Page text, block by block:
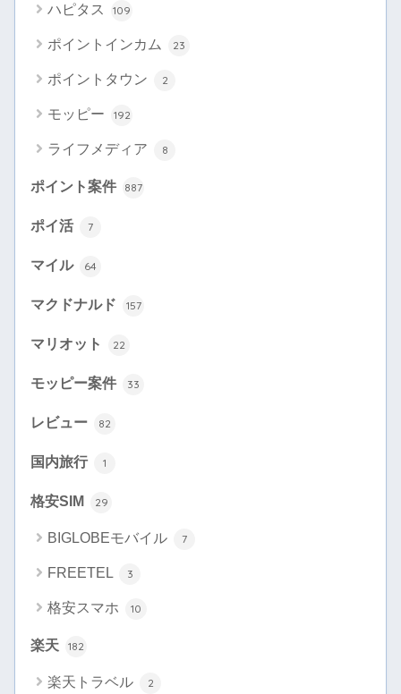
ハピタス 109
ポイントインカム 23
ポイントタウン 2
モッピー 192
ライフメディア 8
ポイント案件 887
ポイ活 7
マイル 64
マクドナルド 157
マリオット 22
モッピー案件 33
レビュー 82
国内旅行 1
格安SIM 29
BIGLOBEモバイル 7
FREETEL 3
格安スマホ 10
楽天 182
楽天トラベル 2